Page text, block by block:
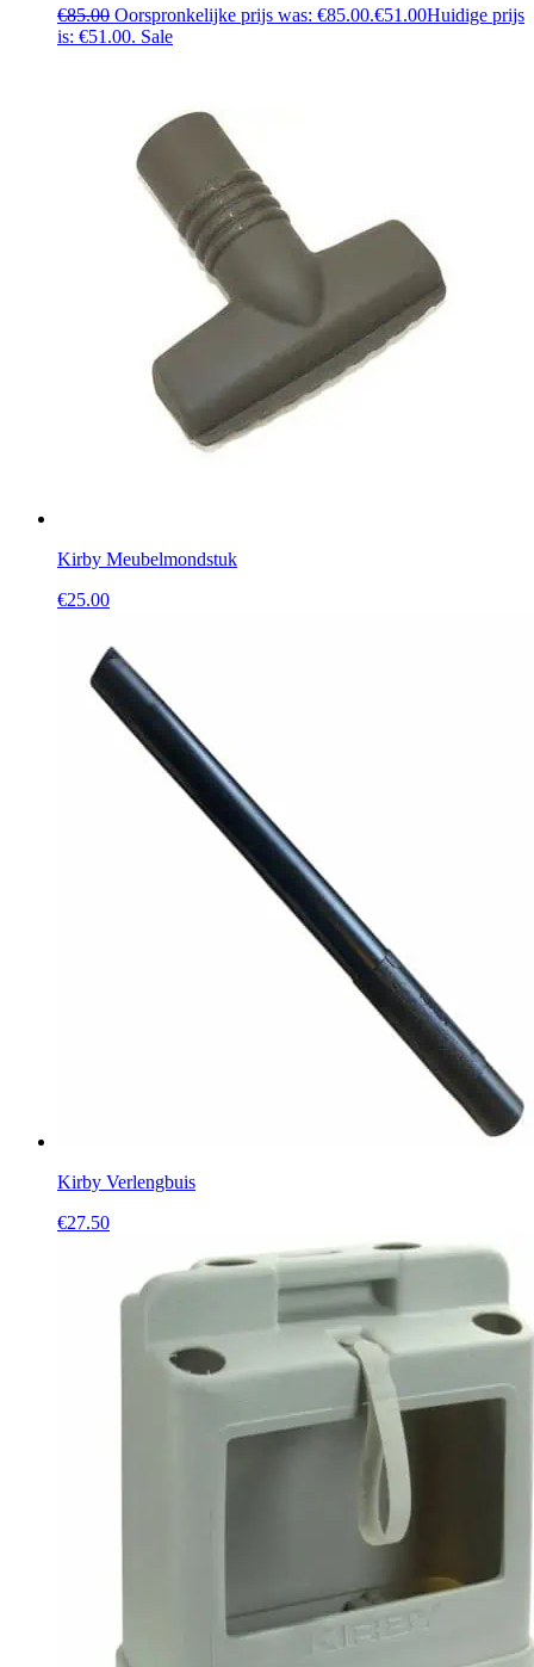
€85.00 Oorspronkelijke prijs was: €85.00.€51.00Huidige prijs
is: €51.00. Sale
Kirby Meubelmondstuk
€25.00
Kirby Verlengbuis
€27.50